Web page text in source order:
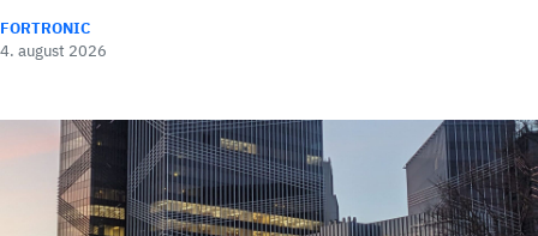
FORTRONIC
4. august 2026